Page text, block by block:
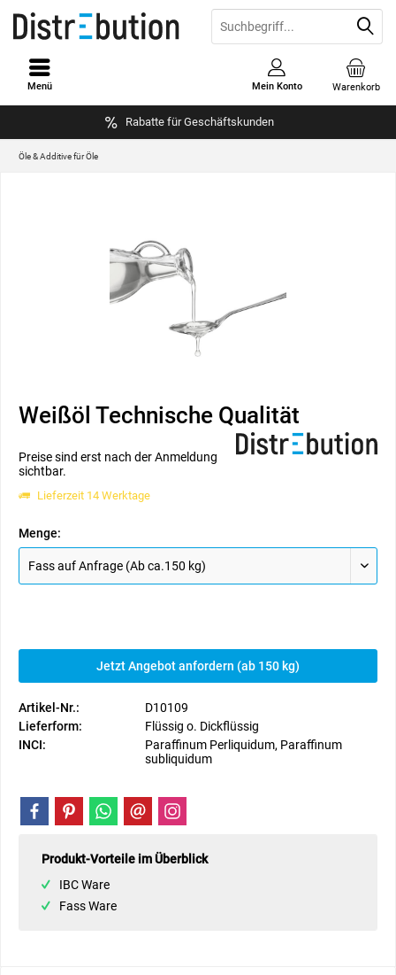
Rabatte für Geschäftskunden
Warenkorb
Mein Konto
Menü
Öle & Additive für Öle
Weißöl Technische Qualität
Preise sind erst nach der Anmeldung
sichtbar.
Lieferzeit 14 Werktage
Menge:
Jetzt Angebot anfordern (ab 150 kg)
Artikel-Nr.:
D10109
Lieferform:
Flüssig o. Dickflüssig
INCI:
Paraffinum Perliquidum, Paraffinum
subliquidum
Produkt-Vorteile im Überblick
IBC Ware
Fass Ware